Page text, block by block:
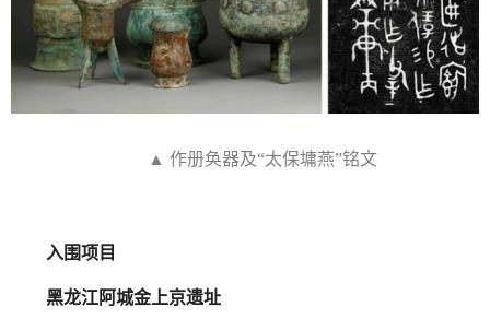
▲ 作册奂器及“太保墉燕”铭文
入围项目
黑龙江阿城金上京遗址